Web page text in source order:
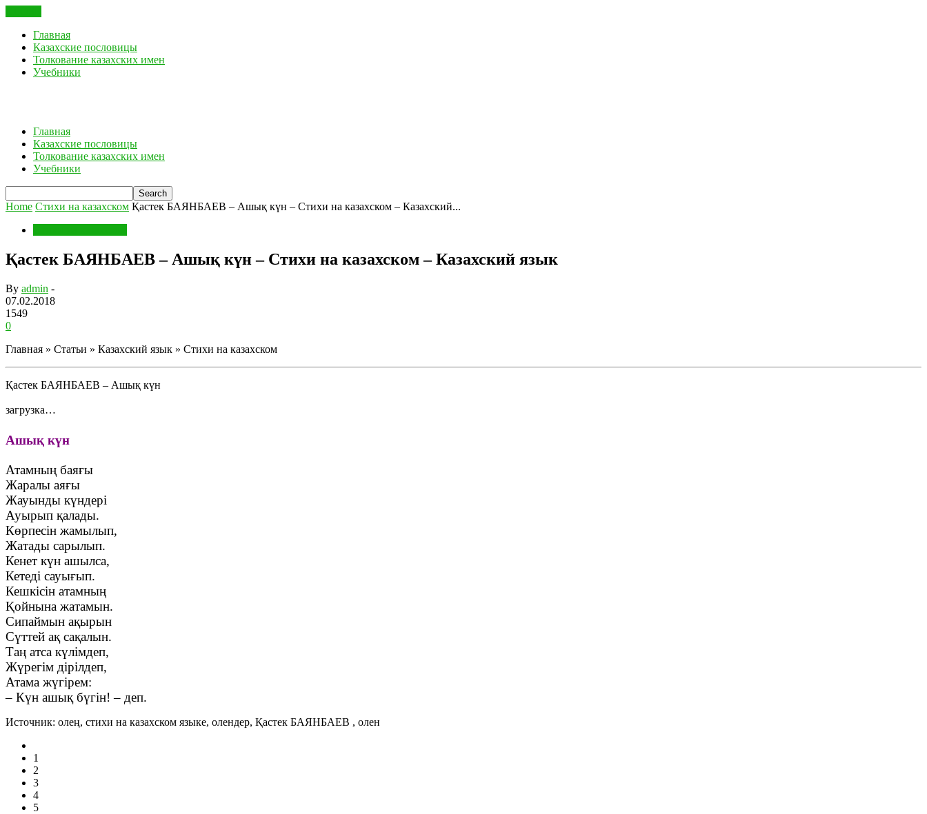
Главная
Казахские пословицы
Толкование казахских имен
Учебники
Главная
Казахские пословицы
Толкование казахских имен
Учебники
Home Стихи на казахском Қастек БАЯНБАЕВ – Ашық күн – Стихи на казахском – Казахский...
Қастек БАЯНБАЕВ – Ашық күн – Стихи на казахском – Казахский язык
By admin -
07.02.2018
1549
0
Главная » Статьи » Казахский язык » Стихи на казахском
Қастек БАЯНБАЕВ – Ашық күн
загрузка…
Ашық күн
Атамның баяғы
Жаралы аяғы
Жауынды күндері
Ауырып қалады.
Көрпесін жамылып,
Жатады сарылып.
Кенет күн ашылса,
Кетеді сауығып.
Кешкісін атамның
Қойнына жатамын.
Сипаймын ақырын
Сүттей ақ сақалын.
Таң атса күлімдеп,
Жүрегім дірілдеп,
Атама жүгірем:
– Күн ашық бүгін! – деп.
Источник: олең, стихи на казахском языке, олендер, Қастек БАЯНБАЕВ , олен
1
2
3
4
5